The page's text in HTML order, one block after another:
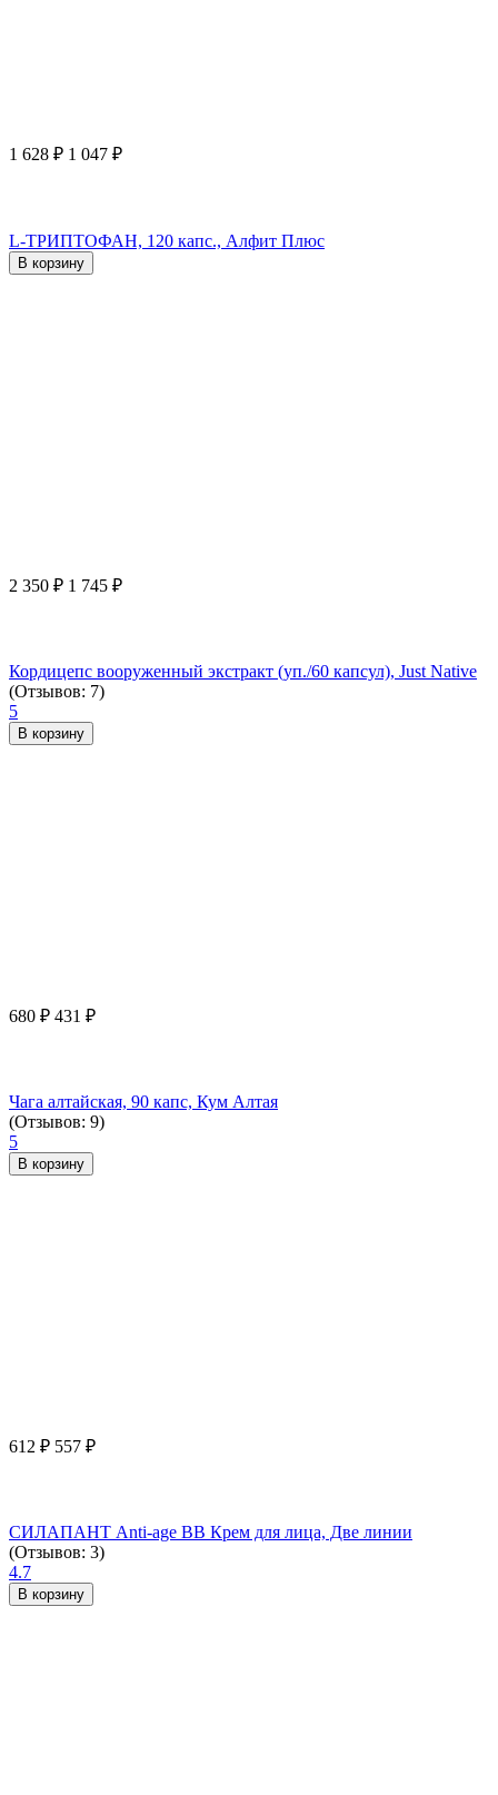
1 628 ₽ 1 047 ₽
L-ТРИПТОФАН, 120 капс., Алфит Плюс
В корзину
2 350 ₽ 1 745 ₽
Кордицепс вооруженный экстракт (уп./60 капсул), Just Native
(Отзывов: 7)
5
В корзину
680 ₽ 431 ₽
Чага алтайская, 90 капс, Кум Алтая
(Отзывов: 9)
5
В корзину
612 ₽ 557 ₽
СИЛАПАНТ Anti-age ВВ Крем для лица, Две линии
(Отзывов: 3)
4.7
В корзину